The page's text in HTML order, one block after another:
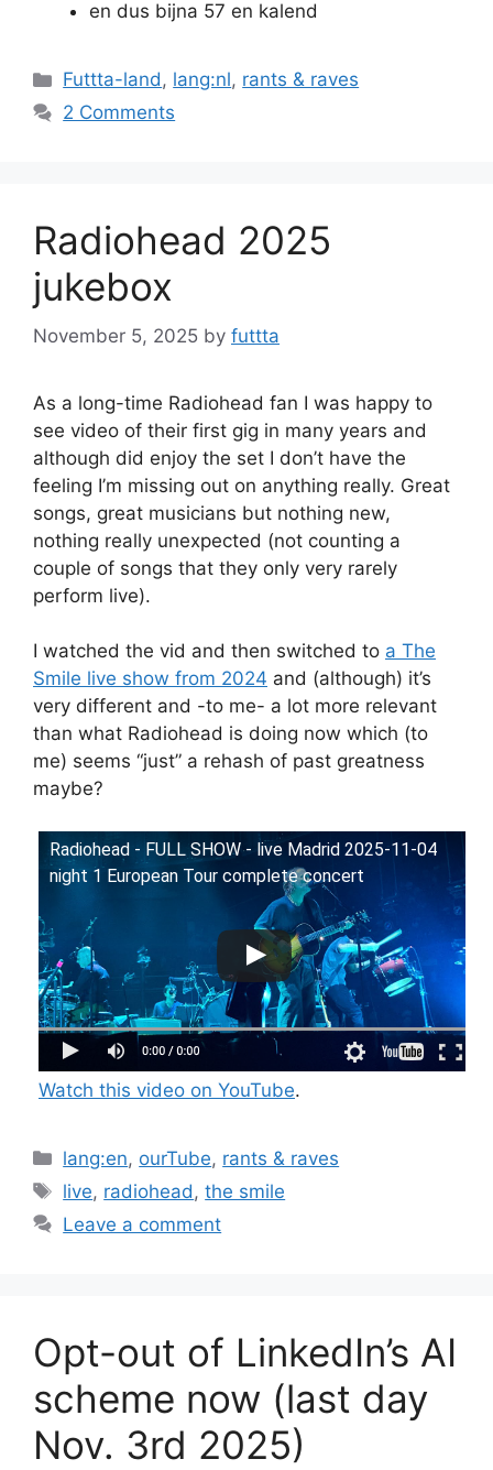
en dus bijna 57 en kalend
Categories
Futtta-land, lang:nl, rants & raves
2 Comments
Radiohead 2025
jukebox
November 5, 2025 by futtta
As a long-time Radiohead fan I was happy to
see video of their first gig in many years and
although did enjoy the set I don’t have the
feeling I’m missing out on anything really. Great
songs, great musicians but nothing new,
nothing really unexpected (not counting a
couple of songs that they only very rarely
perform live).
I watched the vid and then switched to a The
Smile live show from 2024 and (although) it’s
very different and -to me- a lot more relevant
than what Radiohead is doing now which (to
me) seems “just” a rehash of past greatness
maybe?
Radiohead - FULL SHOW - live Madrid 2025-11-04
night 1 European Tour complete concert
Watch this video on YouTube.
Categories
lang:en, ourTube, rants & raves
Tags
live, radiohead,the smile
Leave a comment
Opt-out of LinkedIn’s AI
scheme now (last day
Nov. 3rd 2025)